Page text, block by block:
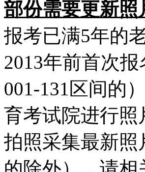
部份需要更新照
报考已满5年的
2013年前首次
001-131区间的
育考试院进行照
拍照采集最新照